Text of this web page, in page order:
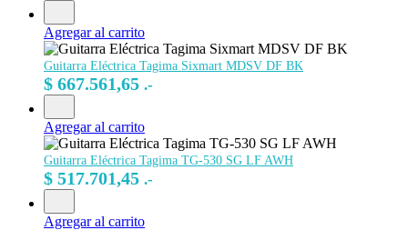
Agregar al carrito
Guitarra Eléctrica Tagima Sixmart MDSV DF BK
$ 667.561,65 .-
Agregar al carrito
Guitarra Eléctrica Tagima TG-530 SG LF AWH
$ 517.701,45 .-
Agregar al carrito